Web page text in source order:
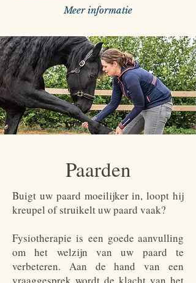
Meer informatie
Paarden
Buigt uw paard moeilijker in, loopt hij
kreupel of struikelt uw paard vaak?
Fysiotherapie is een goede aanvulling
om het welzijn van uw paard te
verbeteren. Aan de hand van een